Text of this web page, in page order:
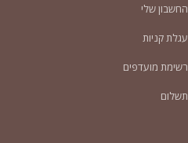
החשבון שלי
עגלת קניות
רשימת מועדפים
תשלום